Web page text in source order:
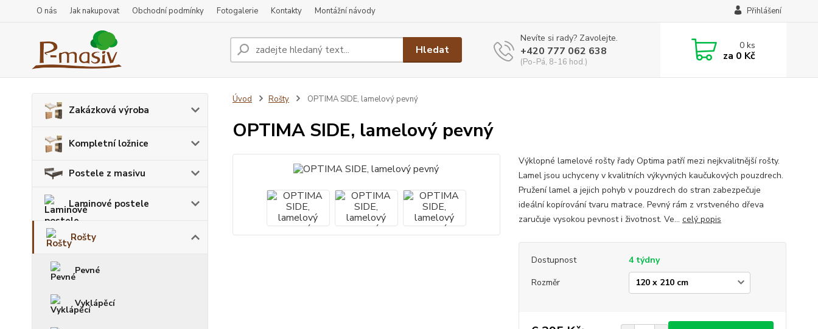
O nás Jak nakupovat Obchodní podmínky Fotogalerie Kontakty Montážní návody Přihlášení
Hledat
Nevíte si rady? Zavolejte.
+420 777 062 638
(Po-Pá, 8-16 hod.)
0ks
za 0 Kč
Zakázková výroba
Kompletní ložnice
Postele z masivu
Laminové postele
Rošty
Pevné
Vyklápěcí
Úvod Rošty OPTIMA SIDE, lamelový pevný
OPTIMA SIDE, lamelový pevný
Výklopné lamelové rošty řady Optima patří mezi nejkvalitnější rošty.
Lamel jsou uchyceny v kvalitních výkyvných kaučukových pouzdrech.
Pružení lamel a jejich pohyb v pouzdrech do stran zabezpečuje
ideální kopírování tvaru matrace. Pevný rám z vrstveného dřeva
zaručuje vysokou pevnost i životnost. Ve... celý popis
Dostupnost
4 týdny
Rozměr